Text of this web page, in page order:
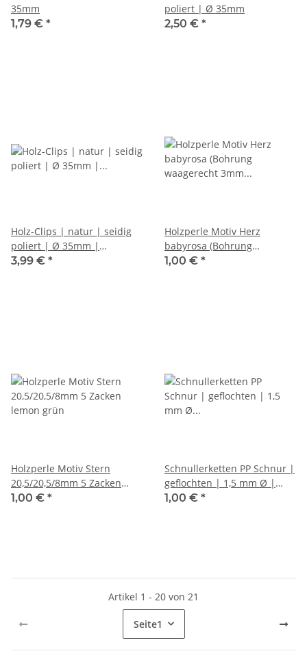
35mm
1,79 € *
poliert | Ø 35mm
2,50 € *
Holz-Clips | natur | seidig
poliert | Ø 35mm |
gravierbar
3,99 € *
Holzperle Motiv Herz
babyrosa (Bohrung
waagerecht 3mm Ø)
1,00 € *
Holzperle Motiv Stern
20,5/20,5/8mm 5 Zacken
lemon grün
1,00 € *
Schnullerketten PP Schnur |
geflochten | 1,5 mm Ø |
blau | 1m
1,00 € *
Artikel 1 - 20 von 21
Seite1